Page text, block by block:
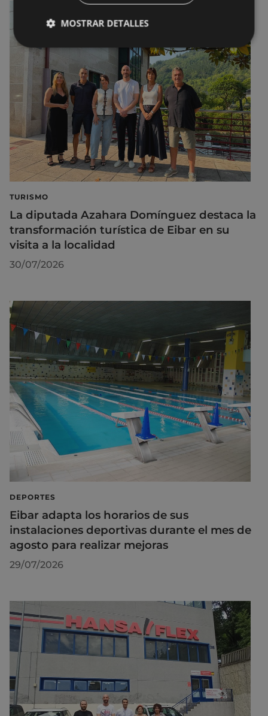
TURISMO
La diputada Azahara Domínguez destaca la
transformación turística de Eibar en su
visita a la localidad
30/07/2026
DEPORTES
Eibar adapta los horarios de sus
instalaciones deportivas durante el mes de
agosto para realizar mejoras
29/07/2026
MOSTRAR DETALLES